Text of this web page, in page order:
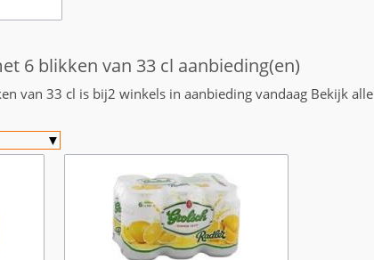
6 blikken van 33 cl aanbieding(en)
van 33 cl is bij2 winkels in aanbieding vandaag Bekijk alle
▼